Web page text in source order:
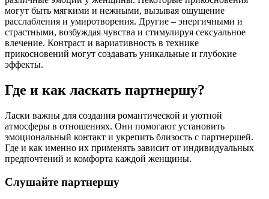
могут быть мягкими и нежными, вызывая ощущение
расслабления и умиротворения. Другие – энергичными и
страстными, возбуждая чувства и стимулируя сексуальное
влечение. Контраст и вариативность в технике
прикосновений могут создавать уникальные и глубокие
эффекты.
Где и как ласкать партнершу?
Ласки важны для создания романтической и уютной
атмосферы в отношениях. Они помогают установить
эмоциональный контакт и укрепить близость с партнершей.
Где и как именно их применять зависит от индивидуальных
предпочтений и комфорта каждой женщины.
Слушайте партнершу